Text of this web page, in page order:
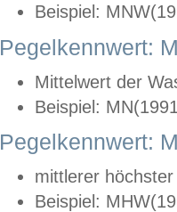
Beispiel:
Pegelkennwert:
Mittelwert der
Beispiel:
Pegelkennwert:
mittlerer
Beispiel: